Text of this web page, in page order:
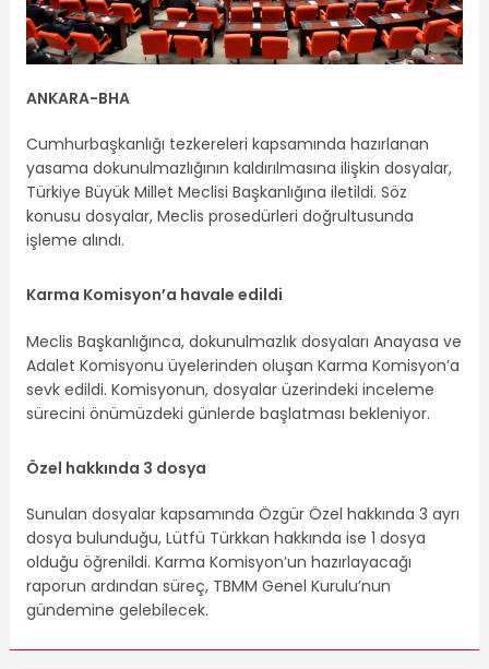
ANKARA-BHA
Cumhurbaşkanlığı tezkereleri kapsamında hazırlanan
yasama dokunulmazlığının kaldırılmasına ilişkin dosyalar,
Türkiye Büyük Millet Meclisi Başkanlığına iletildi. Söz
konusu dosyalar, Meclis prosedürleri doğrultusunda
işleme alındı.
Karma Komisyon’a havale edildi
Meclis Başkanlığınca, dokunulmazlık dosyaları Anayasa ve
Adalet Komisyonu üyelerinden oluşan Karma Komisyon’a
sevk edildi. Komisyonun, dosyalar üzerindeki inceleme
sürecini önümüzdeki günlerde başlatması bekleniyor.
Özel hakkında 3 dosya
Sunulan dosyalar kapsamında Özgür Özel hakkında 3 ayrı
dosya bulunduğu, Lütfü Türkkan hakkında ise 1 dosya
olduğu öğrenildi. Karma Komisyon’un hazırlayacağı
raporun ardından süreç, TBMM Genel Kurulu’nun
gündemine gelebilecek.